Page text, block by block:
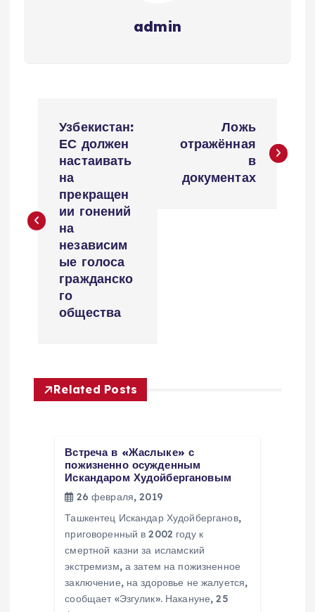
admin
и
я
Узбекистан:
ЕС должен
настаивать
на
прекращен
ии гонений
на
независим
ые голоса
гражданско
го
общества
Ложь
отражённая
в
документах
Related Posts
Встреча в «Жаслыке» с
пожизненно осужденным
Искандаром Худойбергановым
26 февраля, 2019
Ташкентец Искандар Худойберганов,
приговоренный в 2002 году к
смертной казни за исламский
экстремизм, а затем на пожизненное
заключение, на здоровье не жалуется,
сообщает «Эзгулик». Накануне, 25